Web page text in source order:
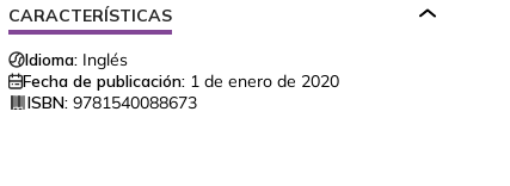
CARACTERÍSTICAS
Idioma: Inglés
Fecha de publicación: 1 de enero de 2020
ISBN: 9781540088673